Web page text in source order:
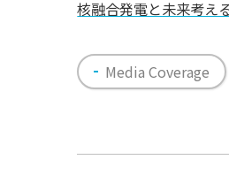
核融合発電と未来考え
Media Coverage
投